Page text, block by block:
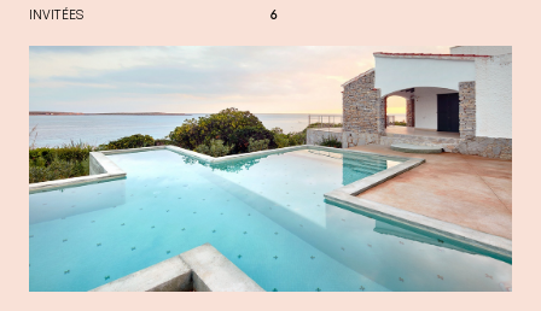
INVITÉES
6